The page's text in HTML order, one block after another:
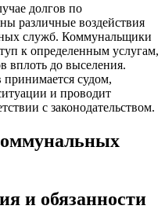
долгов по
различные воздействия
служб. Коммунальщики
к определенным услугам,
вплоть до выселения.
судом,
и проводит
с законодательством.
и обязанности